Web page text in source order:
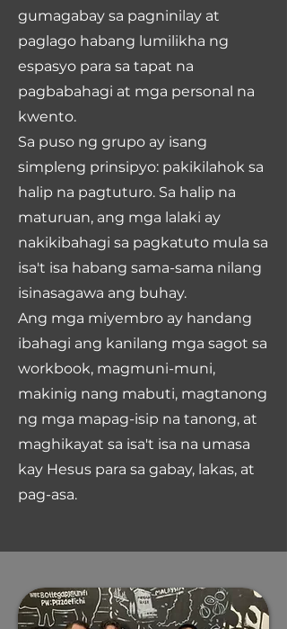
gumagabay sa pagninilay at
paglago habang lumilikha ng
espasyo para sa tapat na
pagbabahagi at mga personal na
kwento.
Sa puso ng grupo ay isang
simpleng prinsipyo: pakikilahok sa
halip na pagtuturo. Sa halip na
maturuan, ang mga lalaki ay
nakikibahagi sa pagkatuto mula sa
isa't isa habang sama-sama nilang
isinasagawa ang buhay.
Ang mga miyembro ay handang
ibahagi ang kanilang mga sagot sa
workbook, magmuni-muni,
makinig nang mabuti, magtanong
ng mga mapag-isip na tanong, at
maghikayat sa isa't isa na umasa
kay Hesus para sa gabay, lakas, at
pag-asa.